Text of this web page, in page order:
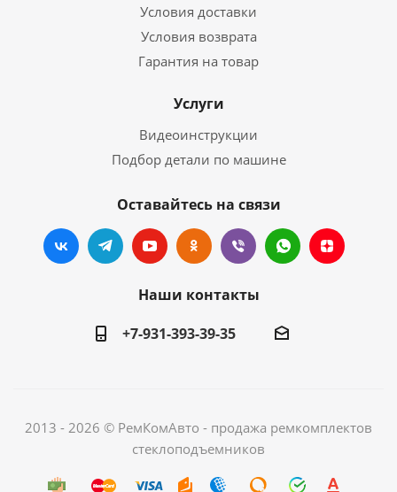
Условия доставки
Условия возврата
Гарантия на товар
Услуги
Видеоинструкции
Подбор детали по машине
Оставайтесь на связи
Наши контакты
+7-931-393-39-35
2013 - 2026 © РемКомАвто - продажа ремкомплектов
стеклоподъемников